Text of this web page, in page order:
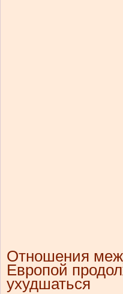
Отношения
Европой
ухудшаться